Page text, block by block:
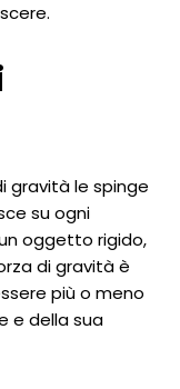
gravità le spinge
su ogni
oggetto rigido,
di gravità è
più o meno
e della sua